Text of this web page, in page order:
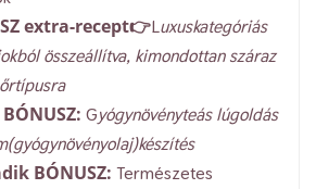
extra-recept👉Luxuskategóriás
összeállítva, kimondottan száraz
Gyógynövényteás lúgoldás
BÓNUSZ: Természetes